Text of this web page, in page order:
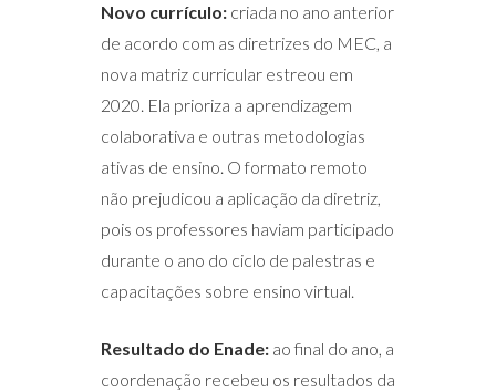
Novo currículo: criada no ano anterior
de acordo com as diretrizes do MEC, a
nova matriz curricular estreou em
2020. Ela prioriza a aprendizagem
colaborativa e outras metodologias
ativas de ensino. O formato remoto
não prejudicou a aplicação da diretriz,
pois os professores haviam participado
durante o ano do ciclo de palestras e
capacitações sobre ensino virtual.
Resultado do Enade: ao final do ano, a
coordenação recebeu os resultados da